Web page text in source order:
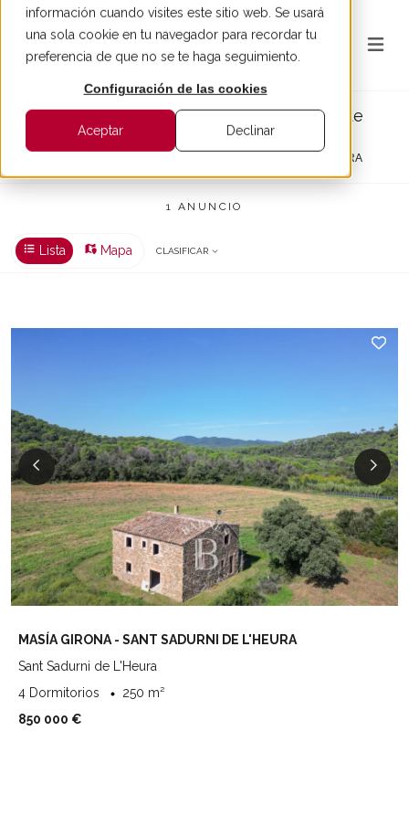
información cuando visites este sitio web. Se usará
una sola cookie en tu navegador para recordar tu
preferencia de que no se te haga seguimiento.
Configuración de las cookies
Aceptar Declinar
Inmobiliaria de prestigio Sant Sadurni de
L'Heura
1 PROPIEDADES EN VENTA EN SANT SADURNI DE L'HEURA
1 ANUNCIO
Lista Mapa CLASIFICAR
MASÍA GIRONA - SANT SADURNI DE L'HEURA
Sant Sadurni de L'Heura
4 Dormitorios
250 m²
850 000 €